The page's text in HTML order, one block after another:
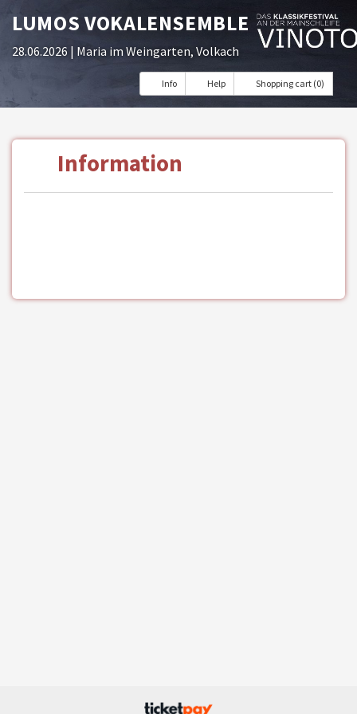
LUMOS VOKALENSEMBLE
28.06.2026 | Maria im Weingarten, Volkach
Info Help Shopping cart (0)
Information